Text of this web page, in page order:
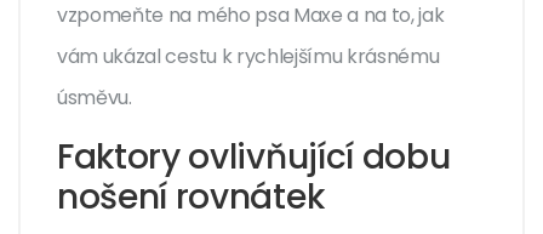
vzpomeňte na mého psa Maxe a na to, jak
vám ukázal cestu k rychlejšímu krásnému
úsměvu.
Faktory ovlivňující dobu
nošení rovnátek